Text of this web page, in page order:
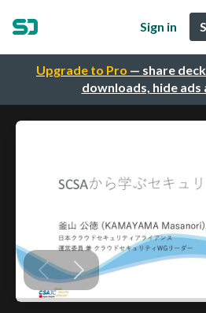
Upgrade to Pro — share
downloads, hide ads
Sign in